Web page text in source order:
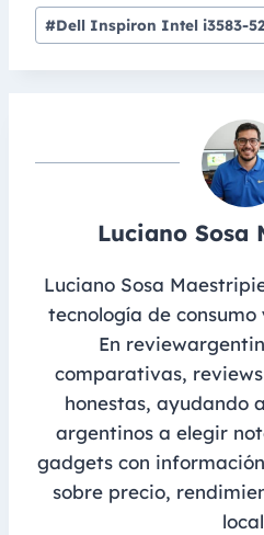
Post
Tags:
#Dell Inspiron Intel i3583-
Luciano Sosa
Luciano Sosa
tecnología de
En
comparativas,
honestas, ayudando
argentinos a elegir
gadgets con
sobre precio,